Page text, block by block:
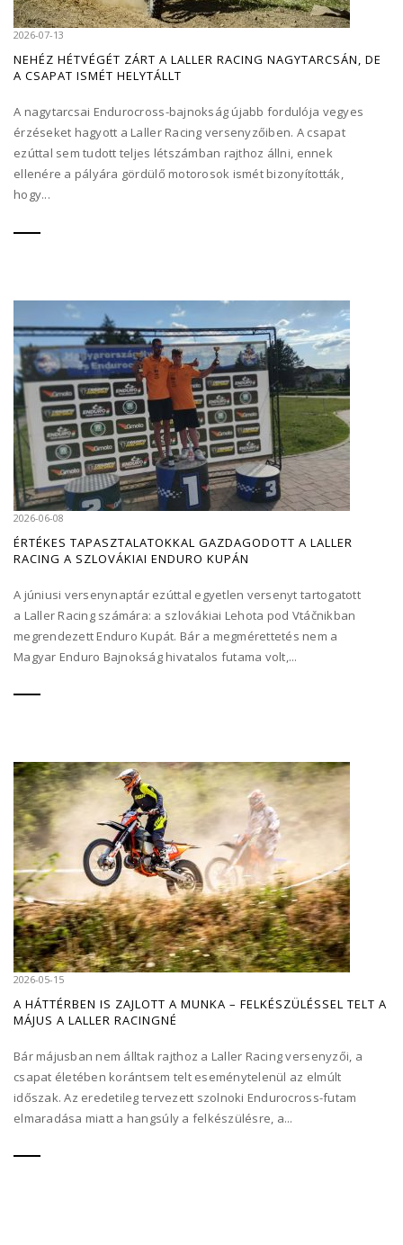
2026-07-13
NEHÉZ HÉTVÉGÉT ZÁRT A LALLER RACING NAGYTARCSÁN, DE
A CSAPAT ISMÉT HELYTÁLLT
A nagytarcsai Endurocross-bajnokság újabb fordulója vegyes
érzéseket hagyott a Laller Racing versenyzőiben. A csapat
ezúttal sem tudott teljes létszámban rajthoz állni, ennek
ellenére a pályára gördülő motorosok ismét bizonyították,
hogy...
2026-06-08
ÉRTÉKES TAPASZTALATOKKAL GAZDAGODOTT A LALLER
RACING A SZLOVÁKIAI ENDURO KUPÁN
A júniusi versenynaptár ezúttal egyetlen versenyt tartogatott
a Laller Racing számára: a szlovákiai Lehota pod Vtáčnikban
megrendezett Enduro Kupát. Bár a megmérettetés nem a
Magyar Enduro Bajnokság hivatalos futama volt,...
2026-05-15
A HÁTTÉRBEN IS ZAJLOTT A MUNKA – FELKÉSZÜLÉSSEL TELT A
MÁJUS A LALLER RACINGNÉ
Bár májusban nem álltak rajthoz a Laller Racing versenyzői, a
csapat életében korántsem telt eseménytelenül az elmúlt
időszak. Az eredetileg tervezett szolnoki Endurocross-futam
elmaradása miatt a hangsúly a felkészülésre, a...